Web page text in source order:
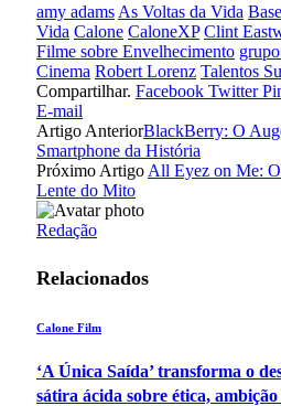
amy adams As Voltas da Vida
Vida Calone CaloneXP Clint
Filme sobre Envelhecimento
Cinema Robert Lorenz Talentos
Compartilhar. Facebook Twitter
E-mail
Artigo AnteriorBlackBerry: O
Smartphone da História
Próximo Artigo All Eyez on Me:
Lente do Mito
Redação
Relacionados
Calone Film
‘A Única Saída’ transforma o
sátira ácida sobre ética,